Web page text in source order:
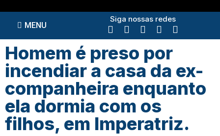
MENU
Siga nossas redes
Homem é preso por
incendiar a casa da ex-
companheira enquanto
ela dormia com os
filhos, em Imperatriz.